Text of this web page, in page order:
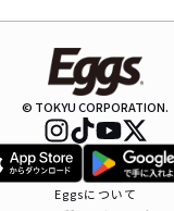
© TOKYU CORPORATION.
Eggsについて